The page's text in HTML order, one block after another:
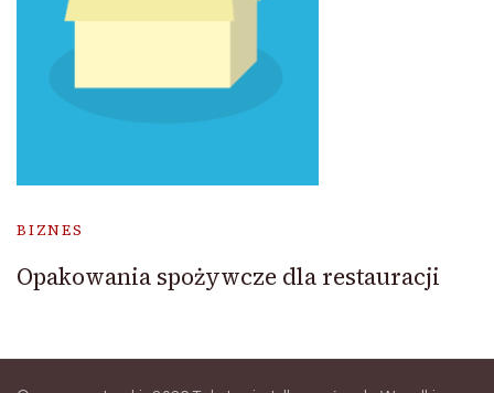
BIZNES
Opakowania spożywcze dla restauracji